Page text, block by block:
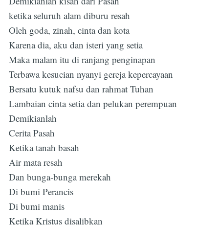
ketika seluruh alam diburu resah
Oleh goda, zinah, cinta dan kota
Karena dia, aku dan isteri yang setia
Maka malam itu di ranjang penginapan
Terbawa kesucian nyanyi gereja kepercayaan
Bersatu kutuk nafsu dan rahmat Tuhan
Lambaian cinta setia dan pelukan perempuan
Demikianlah
Cerita Pasah
Ketika tanah basah
Air mata resah
Dan bunga-bunga merekah
Di bumi Perancis
Di bumi manis
Ketika Kristus disalibkan